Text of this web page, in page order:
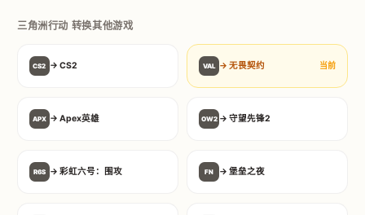
三角洲行动 转换其他游戏
CS2 → CS2 VAL → 无畏契约 当前
APX → Apex英雄 OW2 → 守望先锋2
R6S → 彩虹六号：围攻 FN → 堡垒之夜